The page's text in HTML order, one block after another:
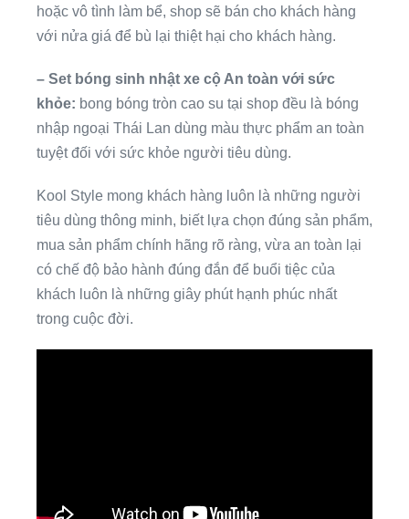
hoặc vô tình làm bể, shop sẽ bán cho khách hàng
với nửa giá để bù lại thiệt hại cho khách hàng.
– Set bóng sinh nhật xe cộ An toàn với sức
khỏe: bong bóng tròn cao su tại shop đều là bóng
nhập ngoại Thái Lan dùng màu thực phẩm an toàn
tuyệt đối với sức khỏe người tiêu dùng.
Kool Style mong khách hàng luôn là những người
tiêu dùng thông minh, biết lựa chọn đúng sản phẩm,
mua sản phẩm chính hãng rõ ràng, vừa an toàn lại
có chế độ bảo hành đúng đắn để buổi tiệc của
khách luôn là những giây phút hạnh phúc nhất
trong cuộc đời.